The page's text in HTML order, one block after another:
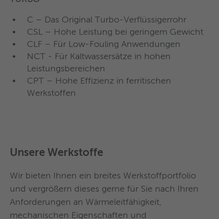
C – Das Original Turbo-Verflüssigerrohr
CSL – Hohe Leistung bei geringem Gewicht
CLF – Für Low-Fouling Anwendungen
NCT - Für Kaltwassersätze in hohen
Leistungsbereichen
CPT – Hohe Effizienz in ferritischen
Werkstoffen
Unsere Werkstoffe
Wir bieten Ihnen ein breites Werkstoffportfolio
und vergrößern dieses gerne für Sie nach Ihren
Anforderungen an Wärmeleitfähigkeit,
mechanischen Eigenschaften und
erhältlich in Kupfer, Kupfer-Nickel, Messing, Stahl,
Edelstahl und Titan.
Mehr Produktinformation finden Sie
mechanischen Eigenschaften und
Korrosionsbeständigkeit. Mittelberippte Rohre
von Wieland Thermal Solutions sind schon heute
Kohlenstoff- und Edelstahl.
Materialien, wie z.
B. Messing und Nickel bestehen.
Mehr Information find en Sie hier
Brauchwasser
Wärmerückgewinnung aus Grauwasser